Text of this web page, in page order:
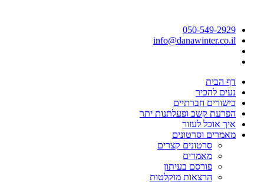
050-549-2929
info@danawinter.co.il
דף הבית
נעים להכיר
כישורים חברתיים
הפרעת קשב ופעלתנות יתר
איך אוכל לעזור
מאמרים וסרטונים
סרטונים קצרים
מאמרים
פורסם בעיתון
הרצאות מוקלטות